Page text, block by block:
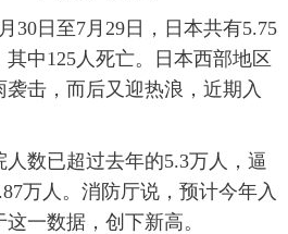
日至7月29日，日本共有5.75
中125人死亡。日本西部地区
击，而后又迎热浪，近期入
数已超过去年的5.3万人，逼
万人。消防厅说，预计今年入
一数据，创下新高。